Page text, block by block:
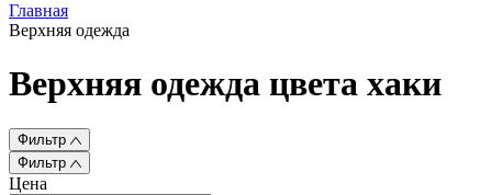
Главная
Верхняя одежда
Верхняя одежда цвета хаки
Фильтр
Фильтр
Цена